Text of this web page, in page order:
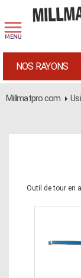
NOS RAYONS
Millmatpro.com
Outil de tour en